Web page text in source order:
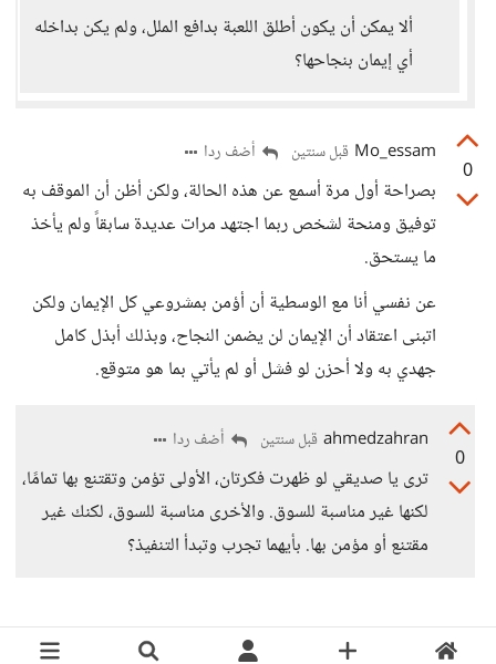
ألا يمكن أن يكون أطلق اللعبة بدافع الملل، ولم يكن بداخله
أي إيمان بنجاحها؟
0
Mo_essam قبل سنتين أضف ردا
بصراحة أول مرة أسمع عن هذه الحالة، ولكن أظن أن الموقف به
توفيق ومنحة لشخص ربما اجتهد مرات عديدة سابقاً ولم يأخذ
ما يستحق.
عن نفسي أنا مع الوسطية أن أؤمن بمشروعي كل الإيمان ولكن
اتبنى اعتقاد أن الإيمان لن يضمن النجاح، وبذلك أبذل كامل
جهدي به ولا أحزن لو فشل أو لم يأتي بما هو متوقع.
0
ahmedzahran قبل سنتين أضف ردا
ترى يا صديقي لو ظهرت فكرتان، الأولى تؤمن وتقتنع بها تمامًا،
لكنها غير مناسبة للسوق. والأخرى مناسبة للسوق، لكنك غير
مقتنع أو مؤمن بها. بأيهما تجرب وتبدأ التنفيذ؟